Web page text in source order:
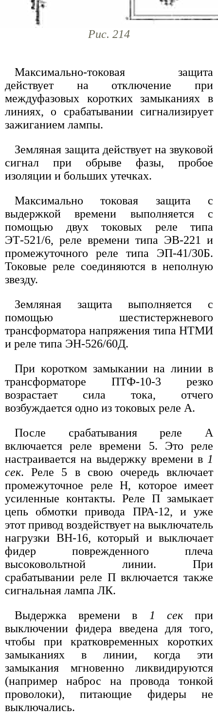
Рис. 214
Максимально-токовая защита
действует на отключение при
междуфазовых коротких замыканиях в
линиях, о срабатывании сигнализирует
зажиганием лампы.
Земляная защита действует на звуковой
сигнал при обрыве фазы, пробое
изоляции и больших утечках.
Максимально токовая защита с
выдержкой времени выполняется с
помощью двух токовых реле типа
ЭТ-521/6, реле времени типа ЭВ-221 и
промежуточного реле типа ЭП-41/30Б.
Токовые реле соединяются в неполную
звезду.
Земляная защита выполняется с
помощью шестистержневого
трансформатора напряжения типа НТМИ
и реле типа ЭН-526/60Д.
При коротком замыкании на линии в
трансформаторе ПТФ-10-3 резко
возрастает сила тока, отчего
возбуждается одно из токовых реле А.
После срабатывания реле А
включается реле времени 5. Это реле
настраивается на выдержку времени в 1
сек. Реле 5 в свою очередь включает
промежуточное реле Н, которое имеет
усиленные контакты. Реле П замыкает
цепь обмотки привода ПРА-12, и уже
этот привод воздействует на выключатель
нагрузки ВН-16, который и выключает
фидер поврежденного плеча
высоковольтной линии. При
срабатывании реле П включается также
сигнальная лампа ЛК.
Выдержка времени в
1 секпри
выключении фидера введена для того,
чтобы при кратковременных коротких
замыканиях в линии, когда эти
замыкания мгновенно ликвидируются
(например наброс на провода тонкой
проволоки), питающие фидеры не
выключались.